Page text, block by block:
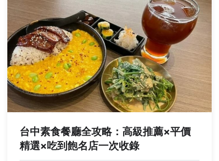
台中素食餐廳全攻略：高級推薦×平價
精選×吃到飽名店一次收錄